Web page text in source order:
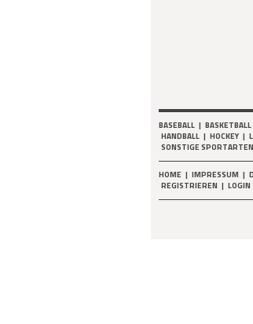
BASEBALL | BASKETBALL
HANDBALL | HOCKEY |
SONSTIGE SPORTARTEN
HOME | IMPRESSUM |
REGISTRIEREN | LOGIN